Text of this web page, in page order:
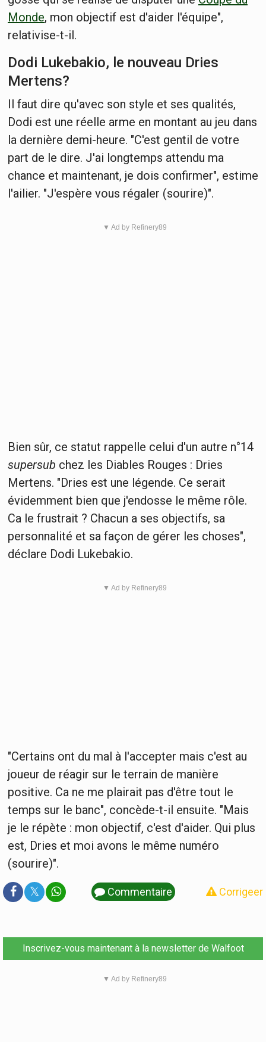
Monde, mon objectif est d'aider l'équipe",
relativise-t-il.
Dodi Lukebakio, le nouveau Dries
Mertens?
Il faut dire qu'avec son style et ses qualités,
Dodi est une réelle arme en montant au jeu dans
la dernière demi-heure. "C'est gentil de votre
part de le dire. J'ai longtemps attendu ma
chance et maintenant, je dois confirmer", estime
l'ailier. "J'espère vous régaler (sourire)".
▼ Ad by Refinery89
Bien sûr, ce statut rappelle celui d'un autre n°14
supersub chez les Diables Rouges : Dries
Mertens. "Dries est une légende. Ce serait
évidemment bien que j'endosse le même rôle.
Ca le frustrait ? Chacun a ses objectifs, sa
personnalité et sa façon de gérer les choses",
déclare Dodi Lukebakio.
▼ Ad by Refinery89
"Certains ont du mal à l'accepter mais c'est au
joueur de réagir sur le terrain de manière
positive. Ca ne me plairait pas d'être tout le
temps sur le banc", concède-t-il ensuite. "Mais
je le répète : mon objectif, c'est d'aider. Qui plus
est, Dries et moi avons le même numéro
(sourire)".
𝕏 Commentaire Corrigeer
Inscrivez-vous maintenant à la newsletter de Walfoot
▼ Ad by Refinery89